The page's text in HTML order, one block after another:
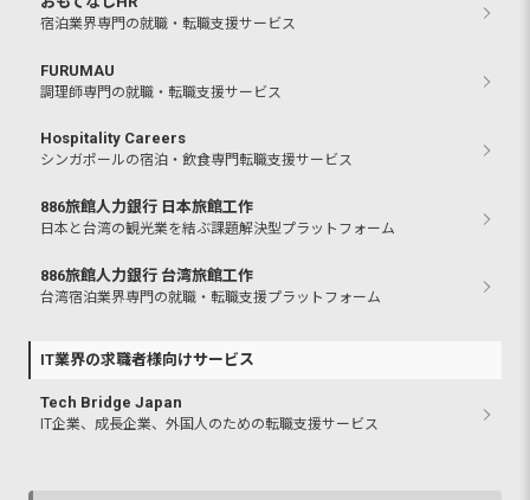
宿泊業界専門の就職・転職支援サービス
FURUMAU
調理師専門の就職・転職支援サービス
Hospitality Careers
シンガポールの宿泊・飲食専門転職支援サービス
886旅館人力銀行 日本旅館工作
日本と台湾の観光業を結ぶ課題解決型プラットフォーム
886旅館人力銀行 台湾旅館工作
台湾宿泊業界専門の就職・転職支援プラットフォーム
IT業界の求職者様向けサービス
Tech Bridge Japan
IT企業、成長企業、外国人のための転職支援サービス